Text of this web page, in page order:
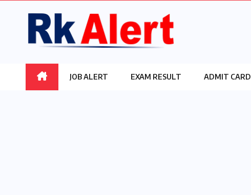
JOB ALERT EXAM RESULT ADMIT CARD